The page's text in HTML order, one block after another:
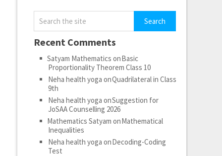
Recent Comments
Satyam Mathematics onBasic
Proportionality Theorem Class 10
Neha health yoga onQuadrilateral in Class
9th
Neha health yoga onSuggestion for
JoSAA Counselling 2026
Mathematics Satyam onMathematical
Inequalities
Neha health yoga onDecoding-Coding
Test